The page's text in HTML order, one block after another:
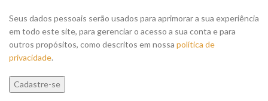
Seus dados pessoais serão usados para aprimorar a sua experiência
em todo este site, para gerenciar o acesso a sua conta e para
outros propósitos, como descritos em nossa política de
privacidade.
Cadastre-se